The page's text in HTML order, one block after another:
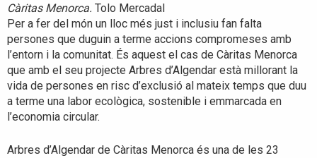
Càritas Menorca. Tolo Mercadal
Per a fer del món un lloc més just i inclusiu fan falta
persones que duguin a terme accions compromeses amb
l’entorn i la comunitat. És aquest el cas de Càritas Menorca
que amb el seu projecte Arbres d’Algendar està millorant la
vida de persones en risc d’exclusió al mateix temps que duu
a terme una labor ecològica, sostenible i emmarcada en
l’economia circular.
Arbres d’Algendar de Càritas Menorca és una de les 23